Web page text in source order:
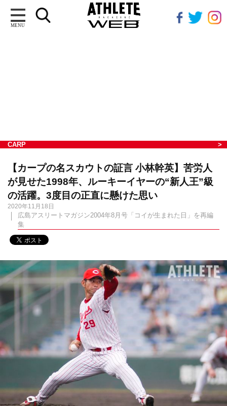
MENU
CARP
【カープの名スカウトの証言 小林幹英】苦労人
が見せた1998年、ルーキーイヤーの“新人王”級
の活躍。3度目の正直に懸けた思い
2020年11月18日
広島アスリートマガジン2004年8月号「コイが生まれた日」を再編
集